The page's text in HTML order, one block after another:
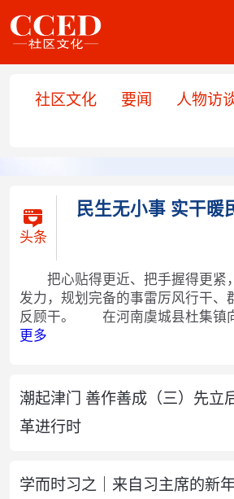
社区文化 要闻 人物访
头条
民生无小事 实干暖
把心贴得更近、把手握得更紧
发力，规划完备的事雷厉风行干、
反顾干。 在河南虞城县杜集镇
更多
潮起津门 善作善成（三）先立
革进行时
学而时习之｜来自习主席的新